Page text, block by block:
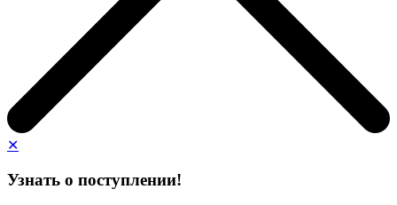
✕
Узнать о поступлении!